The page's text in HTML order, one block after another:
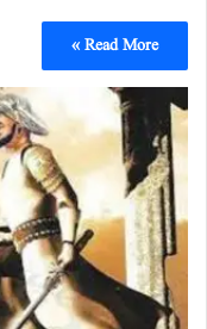
Read More »